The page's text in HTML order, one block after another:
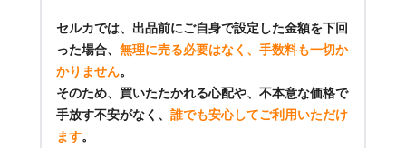
セルカでは、出品前にご自身で設定した金額を下回
った場合、 無理に売る必要はなく、手数料も一切か
かりません。
そのため、買いたたかれる心配や、不本意な価格で
手放す不安がなく、 誰でも安心してご利用いただけ
ます。